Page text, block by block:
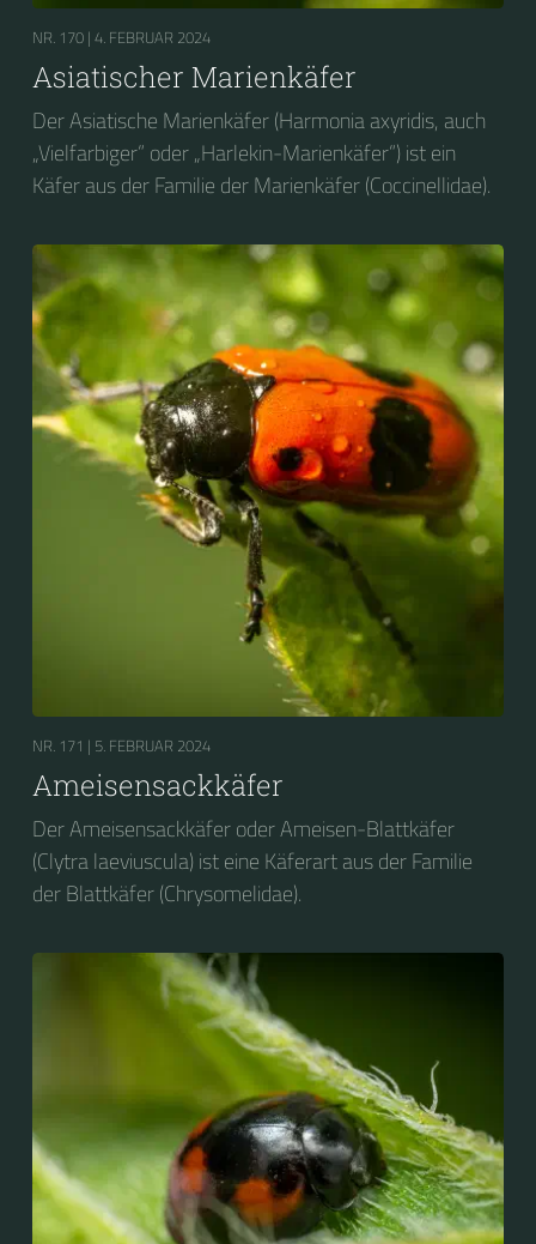
NR. 170 | 4. FEBRUAR 2024
Asiatischer Marienkäfer
Der Asiatische Marienkäfer (Harmonia axyridis, auch
„Vielfarbiger“ oder „Harlekin-Marienkäfer“) ist ein
Käfer aus der Familie der Marienkäfer (Coccinellidae).
NR. 171 | 5. FEBRUAR 2024
Ameisensackkäfer
Der Ameisensackkäfer oder Ameisen-Blattkäfer
(Clytra laeviuscula) ist eine Käferart aus der Familie
der Blattkäfer (Chrysomelidae).